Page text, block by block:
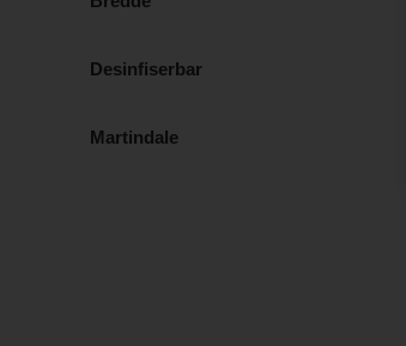
Desinfiserbar
Martindale